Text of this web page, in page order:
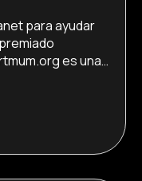
para ayudar
es una
de las
o cambiar su
Merche
explica […]